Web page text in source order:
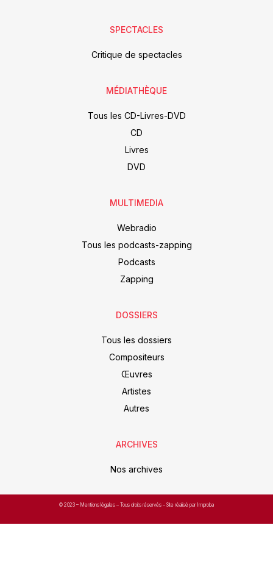
SPECTACLES
Critique de spectacles
MÉDIATHÈQUE
Tous les CD-Livres-DVD
CD
Livres
DVD
MULTIMEDIA
Webradio
Tous les podcasts-zapping
Podcasts
Zapping
DOSSIERS
Tous les dossiers
Compositeurs
Œuvres
Artistes
Autres
ARCHIVES
Nos archives
© 2023 – Mentions légales – Tous droits réservés – Site réalisé par Improba